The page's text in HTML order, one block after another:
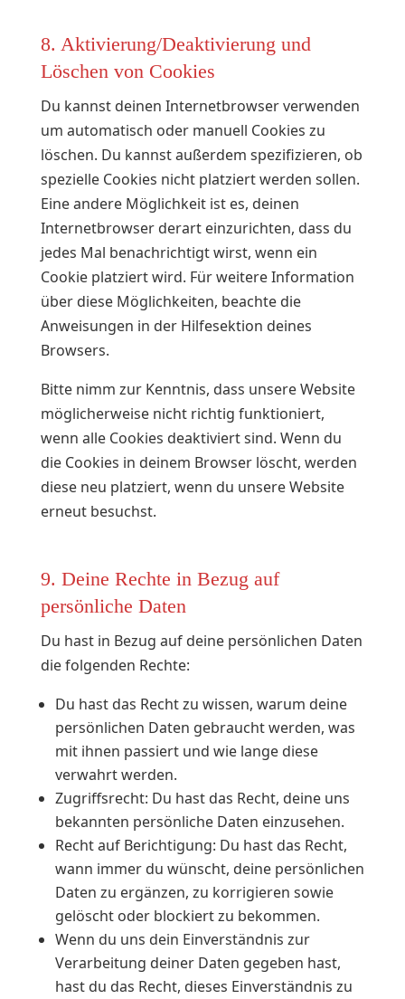
8. Aktivierung/Deaktivierung und
Löschen von Cookies
Du kannst deinen Internetbrowser verwenden
um automatisch oder manuell Cookies zu
löschen. Du kannst außerdem spezifizieren, ob
spezielle Cookies nicht platziert werden sollen.
Eine andere Möglichkeit ist es, deinen
Internetbrowser derart einzurichten, dass du
jedes Mal benachrichtigt wirst, wenn ein
Cookie platziert wird. Für weitere Information
über diese Möglichkeiten, beachte die
Anweisungen in der Hilfesektion deines
Browsers.
Bitte nimm zur Kenntnis, dass unsere Website
möglicherweise nicht richtig funktioniert,
wenn alle Cookies deaktiviert sind. Wenn du
die Cookies in deinem Browser löscht, werden
diese neu platziert, wenn du unsere Website
erneut besuchst.
9. Deine Rechte in Bezug auf
persönliche Daten
Du hast in Bezug auf deine persönlichen Daten
die folgenden Rechte:
Du hast das Recht zu wissen, warum deine
persönlichen Daten gebraucht werden, was
mit ihnen passiert und wie lange diese
verwahrt werden.
Zugriffsrecht: Du hast das Recht, deine uns
bekannten persönliche Daten einzusehen.
Recht auf Berichtigung: Du hast das Recht,
wann immer du wünscht, deine persönlichen
Daten zu ergänzen, zu korrigieren sowie
gelöscht oder blockiert zu bekommen.
Wenn du uns dein Einverständnis zur
Verarbeitung deiner Daten gegeben hast,
hast du das Recht, dieses Einverständnis zu